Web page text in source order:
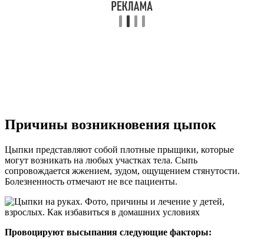
Причины возникновения цыпок
Цыпки представляют собой плотные прыщики, которые
могут возникать на любых участках тела. Сыпь
сопровождается жжением, зудом, ощущением стянутости.
Болезненность отмечают не все пациенты.
Провоцируют высыпания следующие факторы: